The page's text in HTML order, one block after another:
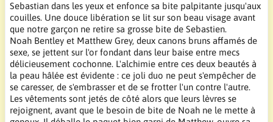
Sebastian dans les yeux et enfonce sa bite palpitante jusqu'aux
couilles. Une douce libération se lit sur son beau visage avant
que notre garçon ne retire sa grosse bite de Sebastien.
Noah Bentley et Matthew Grey, deux canons bruns affamés de
sexe, se jettent sur l'or fondant dans leur baise entre mecs
délicieusement cochonne. L'alchimie entre ces deux beautés à
la peau hâlée est évidente : ce joli duo ne peut s'empêcher de
se caresser, de s'embrasser et de se frotter l'un contre l'autre.
Les vêtements sont jetés de côté alors que leurs lèvres se
rejoignent, avant que le besoin de bite de Noah ne le mette à